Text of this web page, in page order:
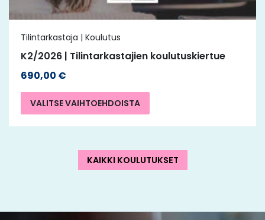
Tilintarkastaja | Koulutus
K2/2026 | Tilintarkastajien koulutuskiertue
690,00 €
VALITSE VAIHTOEHDOISTA
KAIKKI KOULUTUKSET